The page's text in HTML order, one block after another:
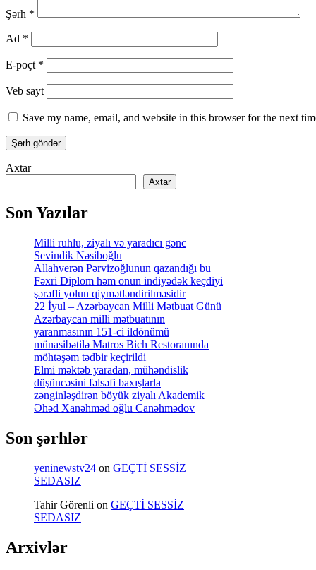
Şərh *
Ad *
E-poçt *
Veb sayt
Save my name, email, and website in this browser for the next
Axtar
Axtar
Son Yazılar
Milli ruhlu, ziyalı və yaradıcı gənc
Sevindik Nəsiboğlu
Allahverən Pərvizoğlunun qazandığı bu
Fəxri Diplom həm onun indiyədək keçdiyi
şərəfli yolun qiymətləndirilməsidir
22 İyul – Azərbaycan Milli Mətbuat Günü
Azərbaycan milli mətbuatının
yaranmasının 151-ci ildönümü
münasibətilə Matros Bich Restoranında
möhtəşəm tədbir keçirildi
Elmi məktəb yaradan, mühəndislik
düşüncəsini fəlsəfi baxışlarla
zənginləşdirən böyük ziyalı Akademik
Əhəd Xanəhməd oğlu Canəhmədov
Son şərhlər
yeninewstv24 on GEÇTİ SESSİZ
SEDASIZ
Tahir Görenli on GEÇTİ SESSİZ
SEDASIZ
Arxivlər